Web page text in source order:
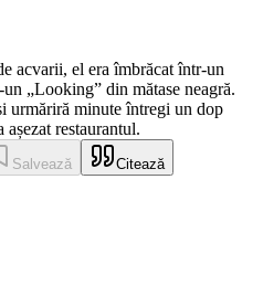
acvarii, el era îmbrăcat într-un
„Looking” din mătase neagră.
urmăriră minute întregi un dop
așezat restaurantul.
Salvează Citează